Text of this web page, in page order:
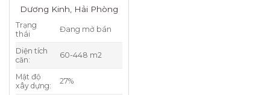
Dương Kinh, Hải Phòng
Trạng
thái
Đang mở bán
Diện tích
căn:
60-448 m2
Mật độ
xây dựng:
27%